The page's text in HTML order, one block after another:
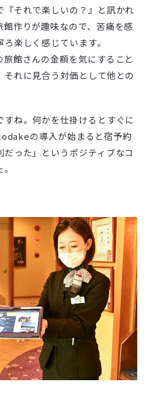
それで楽しいの？』と訊かれ
作りが趣味なので、苦痛を感
楽しく感じています。
館さんの金額を気にすること
れに見合う対価として他との
ね。何かを仕掛けるとすぐに
の導入が始まると宿予約
った」というポジティブなコ